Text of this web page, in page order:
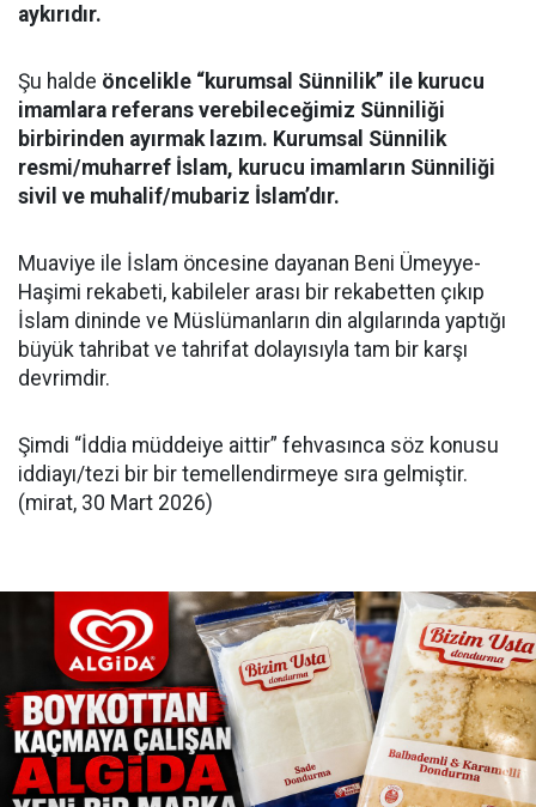
aykırıdır.
Şu halde öncelikle “kurumsal Sünnilik” ile kurucu
imamlara referans verebileceğimiz Sünniliği
birbirinden ayırmak lazım. Kurumsal Sünnilik
resmi/muharref İslam, kurucu imamların Sünniliği
sivil ve muhalif/mubariz İslam’dır.
Muaviye ile İslam öncesine dayanan Beni Ümeyye-
Haşimi rekabeti, kabileler arası bir rekabetten çıkıp
İslam dininde ve Müslümanların din algılarında yaptığı
büyük tahribat ve tahrifat dolayısıyla tam bir karşı
devrimdir.
Şimdi “İddia müddeiye aittir” fehvasınca söz konusu
iddiayı/tezi bir bir temellendirmeye sıra gelmiştir.
(mirat, 30 Mart 2026)